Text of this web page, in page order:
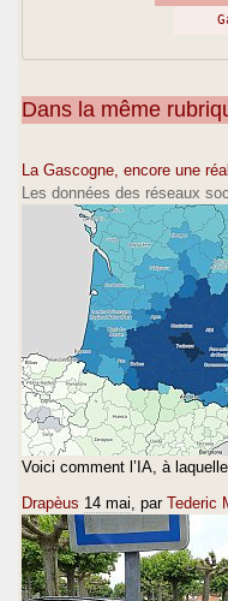
Dans la même
La Gascogne, encore une
Les données des réseaux
Voici comment l’IA, à
Drapèus 14 mai , par Tederic